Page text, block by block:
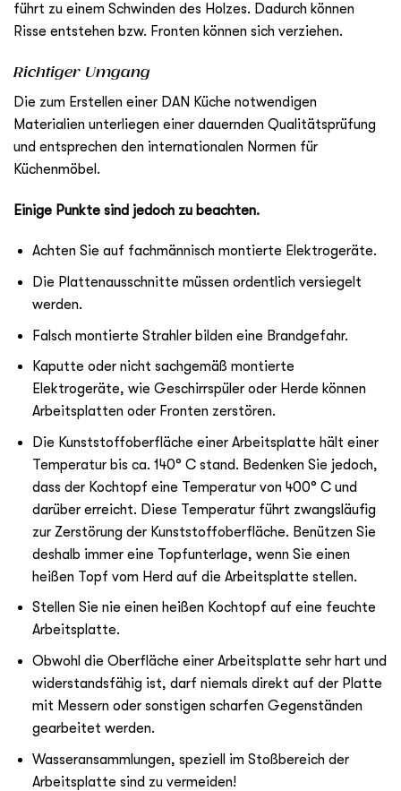
führt zu einem Schwinden des Holzes. Dadurch können
Risse entstehen bzw. Fronten können sich verziehen.
Richtiger Umgang
Die zum Erstellen einer DAN Küche notwendigen
Materialien unterliegen einer dauernden Qualitätsprüfung
und entsprechen den internationalen Normen für
Küchenmöbel.
Einige Punkte sind jedoch zu beachten.
Achten Sie auf fachmännisch montierte Elektrogeräte.
Die Plattenausschnitte müssen ordentlich versiegelt
werden.
Falsch montierte Strahler bilden eine Brandgefahr.
Kaputte oder nicht sachgemäß montierte
Elektrogeräte, wie Geschirrspüler oder Herde können
Arbeitsplatten oder Fronten zerstören.
Die Kunststoffoberfläche einer Arbeitsplatte hält einer
Temperatur bis ca. 140° C stand. Bedenken Sie jedoch,
dass der Kochtopf eine Temperatur von 400° C und
darüber erreicht. Diese Temperatur führt zwangsläufig
zur Zerstörung der Kunststoffoberfläche. Benützen Sie
deshalb immer eine Topfunterlage, wenn Sie einen
heißen Topf vom Herd auf die Arbeitsplatte stellen.
Stellen Sie nie einen heißen Kochtopf auf eine feuchte
Arbeitsplatte.
Obwohl die Oberfläche einer Arbeitsplatte sehr hart und
widerstandsfähig ist, darf niemals direkt auf der Platte
mit Messern oder sonstigen scharfen Gegenständen
gearbeitet werden.
Wasseransammlungen, speziell im Stoßbereich der
Arbeitsplatte sind zu vermeiden!